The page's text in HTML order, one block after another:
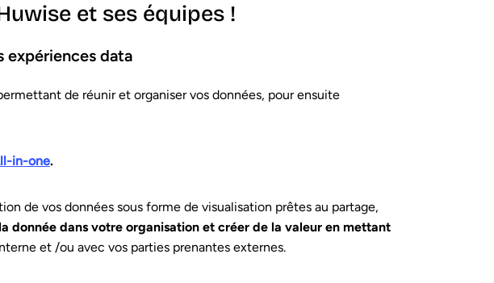
et ses équipes !
expériences data
de réunir et organiser vos données, pour ensuite
in-one.
de vos données sous forme de visualisation prêtes au partage,
donnée dans votre organisation et créer de la valeur en mettant
et /ou avec vos parties prenantes externes.